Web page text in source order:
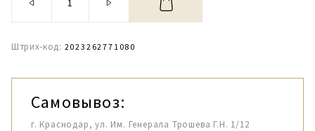
Штрих-код: 2023262771080
Самовывоз:
г. Краснодар, ул. Им. Генерала Трошева Г.Н. 1/12